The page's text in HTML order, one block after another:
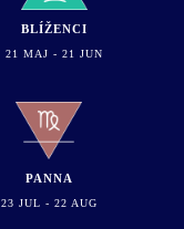
BLÍŽENCI
21 MAJ - 21 JUN
PANNA
23 JUL - 22 AUG